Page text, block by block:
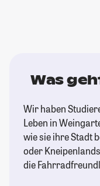
Was
Wir haben
Leben in
wie sie ihre Stadt
oder
die